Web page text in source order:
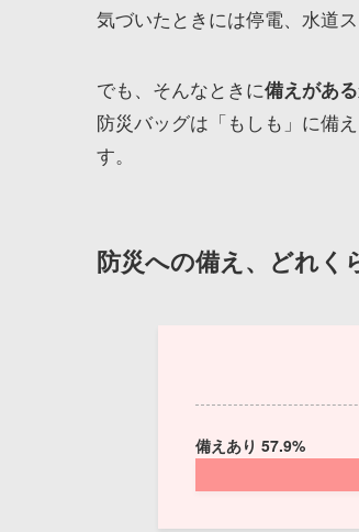
気づいたときには停電、水道
でも、そんなときに備えがあ
防災バッグは「もしも」に備
す。
防災への備え、どれく
備えあり 57.9%